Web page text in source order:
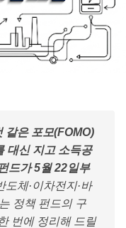
같은 포모(FOMO)
대신 지고 소득공
드가 5월 22일부
도체·이차전지·바
정책 펀드의 구
번에 정리해 드릴